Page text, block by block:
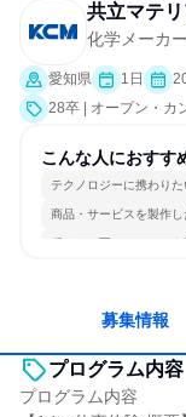
共立マテ
化学メーカー
愛知県 1日
28卒 | オープン・カ
究]、仕事体験）
こんな人におすす
テクノロジーに携わりた
商品・サービスを製作し
穏やかで互いのペースを
募集情報
プログラム内容
プログラム内容